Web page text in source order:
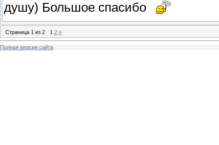
душу) Большое спасибо
Страница 1 из 2 1 2 »
Полная версия сайта